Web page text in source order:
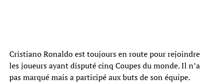
Cristiano Ronaldo est toujours en route pour rejoindre
les joueurs ayant disputé cinq Coupes du monde. Il n’a
pas marqué mais a participé aux buts de son équipe.